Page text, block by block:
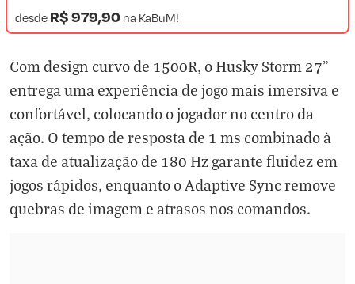
desde R$ 979,90 na KaBuM!
Com design curvo de 1500R, o Husky Storm 27”
entrega uma experiência de jogo mais imersiva e
confortável, colocando o jogador no centro da
ação. O tempo de resposta de 1 ms combinado à
taxa de atualização de 180 Hz garante fluidez em
jogos rápidos, enquanto o Adaptive Sync remove
quebras de imagem e atrasos nos comandos.